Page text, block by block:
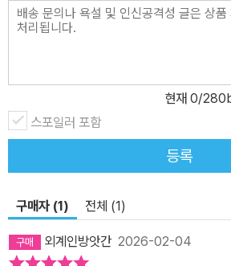
로 제공하여 인성검사와 면접 전형도 충분한
상세한 해설로 약점 극복은 물론 학습 시간 단축까지! 1)
는 '빠른 문제 풀이 Tip', 문제와 관련된 개
수 있는 '더 알아보기' 등 풍부한 학습 요소로
대비할 수 있습니다. 3) 표시된 문제별 유형
형을 파악하고 관련 이론 및 문제를 복습하
서비스' QR코드를 통해 간편하게 채점하고
성적 위치와 학습 방향을 확인할 수 있습니다. [NCS 단기 합격을 위
한 해커스만의 추가 학습 콘텐츠 - 해커스
현재 0/
스포일러 포함
등록
구매자 (1) 전체 (1)
외계인방앗간 2026-02-04